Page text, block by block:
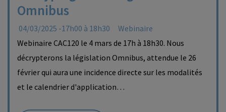
Omnibus
04/03/2025 -17h00 à 18h30
Webinaire
Webinaire CAC120 le 4 mars de 17h à 18h30. Nous
décrypterons la législation Omnibus, attendue le 26
février qui aura une incidence directe sur les modalités
et le calendrier d'application…